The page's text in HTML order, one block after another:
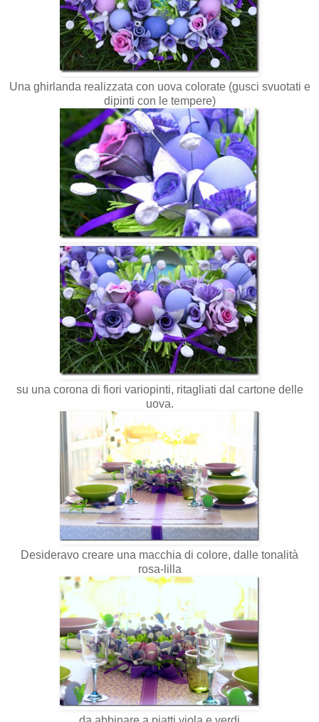
Una ghirlanda realizzata con uova colorate (gusci svuotati e
dipinti con le tempere)
su una corona di fiori variopinti, ritagliati dal cartone delle
uova.
Desideravo creare una macchia di colore, dalle tonalità
rosa-lilla